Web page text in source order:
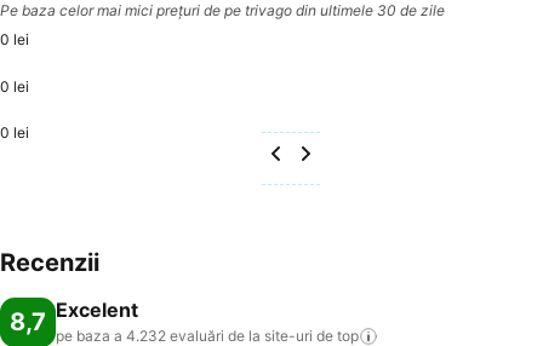
Pe baza celor mai mici prețuri de pe trivago din ultimele 30 de zile
0 lei
0 lei
0 lei
Recenzii
8,7 Excelent
pe baza a 4.232 evaluări de la site-uri de top